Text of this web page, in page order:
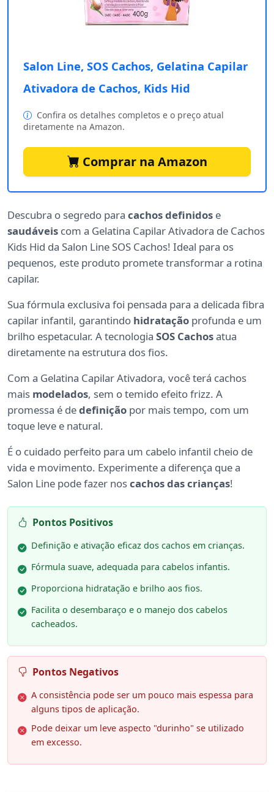
Salon Line, SOS Cachos, Gelatina Capilar
Ativadora de Cachos, Kids Hid
Confira os detalhes completos e o preço atual
diretamente na Amazon.
Comprar na Amazon
Descubra o segredo para cachos definidos e
saudáveis com a Gelatina Capilar Ativadora de Cachos
Kids Hid da Salon Line SOS Cachos! Ideal para os
pequenos, este produto promete transformar a rotina
capilar.
Sua fórmula exclusiva foi pensada para a delicada fibra
capilar infantil, garantindo hidratação profunda e um
brilho espetacular. A tecnologia SOS Cachosatua
diretamente na estrutura dos fios.
Com a Gelatina Capilar Ativadora, você terá cachos
mais modelados, sem o temido efeito frizz. A
promessa é dedefinição por mais tempo, com um
toque leve e natural.
É o cuidado perfeito para um cabelo infantil cheio de
vida e movimento. Experimente a diferença que a
Salon Line pode fazer noscachos das crianças!
Pontos Positivos
Definição e ativação eficaz dos cachos em crianças.
Fórmula suave, adequada para cabelos infantis.
Proporciona hidratação e brilho aos fios.
Facilita o desembaraço e o manejo dos cabelos
cacheados.
Pontos Negativos
A consistência pode ser um pouco mais espessa para
alguns tipos de aplicação.
Pode deixar um leve aspecto "durinho" se utilizado
em excesso.